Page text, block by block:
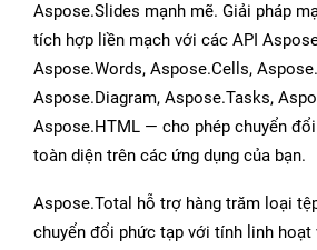
Aspose.Slides mạnh mẽ. Giải pháp
tích hợp liền mạch với các API
Aspose.Words, Aspose.Cells,
Aspose.Diagram, Aspose.Tasks,
Aspose.HTML — cho phép chuyển
toàn diện trên các ứng dụng của bạn.
Aspose.Total hỗ trợ hàng trăm loại
chuyển đổi phức tạp với tính linh